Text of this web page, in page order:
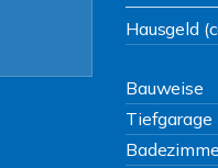
Hausgeld
Bauweise
Tiefgarage